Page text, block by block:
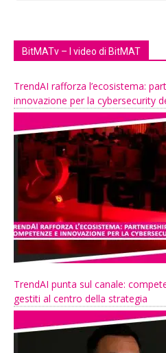
BitMATv – I video di BitMAT
TrendAI rafforza l’ecosistema:
innovazione per la cybersecurity
TrendAI punta sul canale:
gestiti al centro della strategia